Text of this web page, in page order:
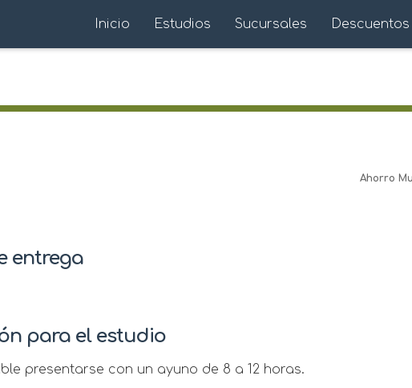
Inicio Estudios Sucursales Descuentos
Ahorro
entrega
para el estudio
presentarse con un ayuno de 8 a 12 horas.